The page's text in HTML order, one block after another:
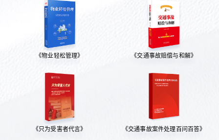
《物业轻松管理》 《交通事故赔偿与和解》
《只为受害者代言》 《交通事故案件处理百问百答》